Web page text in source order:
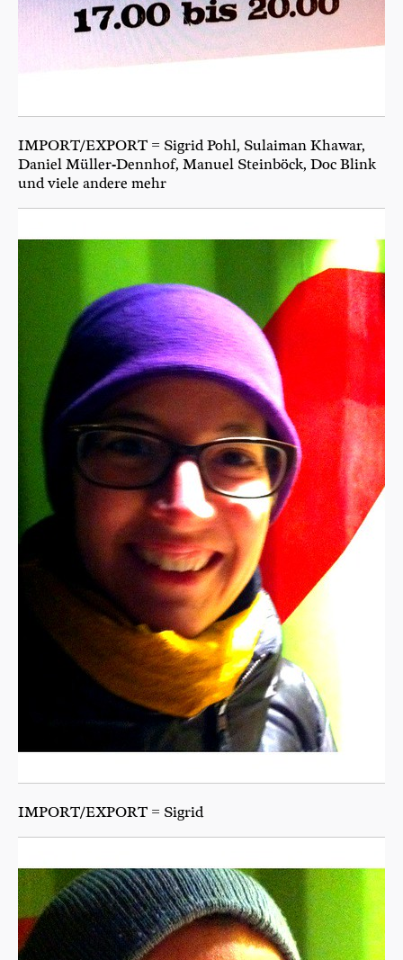
IMPORT/EXPORT = Sig­rid Pohl, Sulai­man Kha­war,
Dani­el Mül­ler-Denn­hof, Manu­el Stein­böck, Doc Blink
und vie­le ande­re mehr
IMPORT/EXPORT = Sigrid